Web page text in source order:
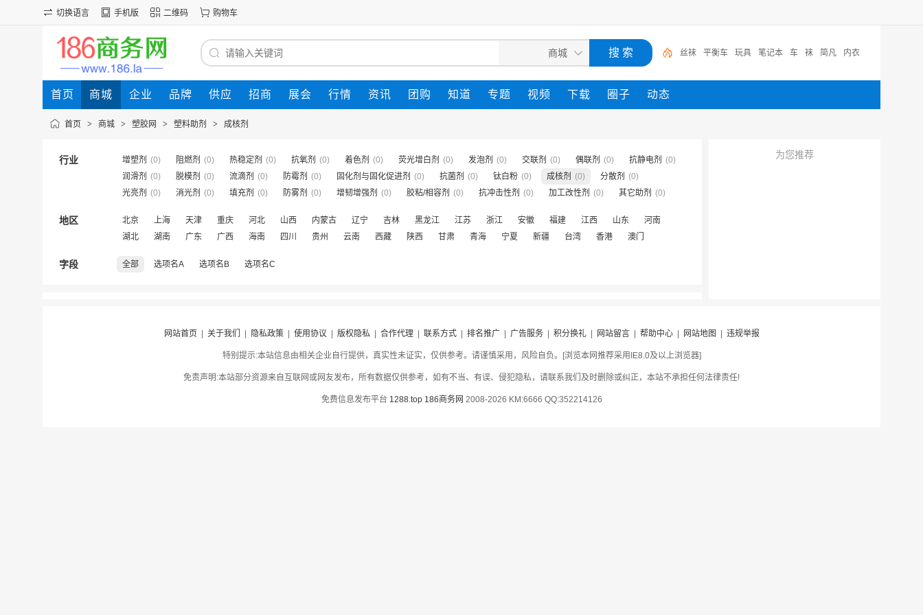
切换语言 手机版 二维码 购物车
丝袜 平衡车 玩具 笔记本 车 袜 简凡 内衣
首页 商城 企业 品牌 供应 招商 展会 行情 资讯 团购 知道 专题 视频 下载 圈子 动态
首页 > 商城 > 塑胶网 > 塑料助剂 > 成核剂
行业 增塑剂 (0) 阻燃剂 (0) 热稳定剂 (0) 抗氧剂 (0) 着色剂 (0) 荧光增白剂 (0) 发泡剂 (0) 交联剂 (0) 偶联剂 (0) 抗静电剂 (0)
润滑剂 (0) 脱模剂 (0) 流滴剂 (0) 防霉剂 (0) 固化剂与固化促进剂 (0) 抗菌剂 (0) 钛白粉 (0) 成核剂 (0) 分散剂 (0)
光亮剂 (0) 消光剂 (0) 填充剂 (0) 防雾剂 (0) 增韧增强剂 (0) 胶粘/相容剂 (0) 抗冲击性剂 (0) 加工改性剂 (0) 其它助剂 (0)
地区 北京 上海 天津 重庆 河北 山西 内蒙古 辽宁 吉林 黑龙江 江苏 浙江 安徽 福建 江西 山东
河南
湖北
湖南 广东 广西 海南 四川 贵州 云南 西藏 陕西 甘肃 青海 宁夏 新疆 台湾 香港 澳门
字段 全部 选项名A 选项名B 选项名C
为您推荐
网站首页 关于我们 隐私政策| 使用协议 版权隐私| 合作代理| 联系方式| 排名推广| 广告服务| 积分换礼| 网站留言| 帮助中心| 网站地图 违规举报
特别提示:本站信息由相关企业自行提供，真实性未证实，仅供参考。请谨慎采用，风险自负。[浏览本网推荐采用IE8.0及以上浏览器]
免责声明:本站部分资源来自互联网或网友发布，所有数据仅供参考，如有不当、有误、侵犯隐私，请联系我们及时删除或纠正，本站不承担任何法律责任!
免费信息发布平台 1288.top 186商务网 2008-2026 KM:6666 QQ:352214126